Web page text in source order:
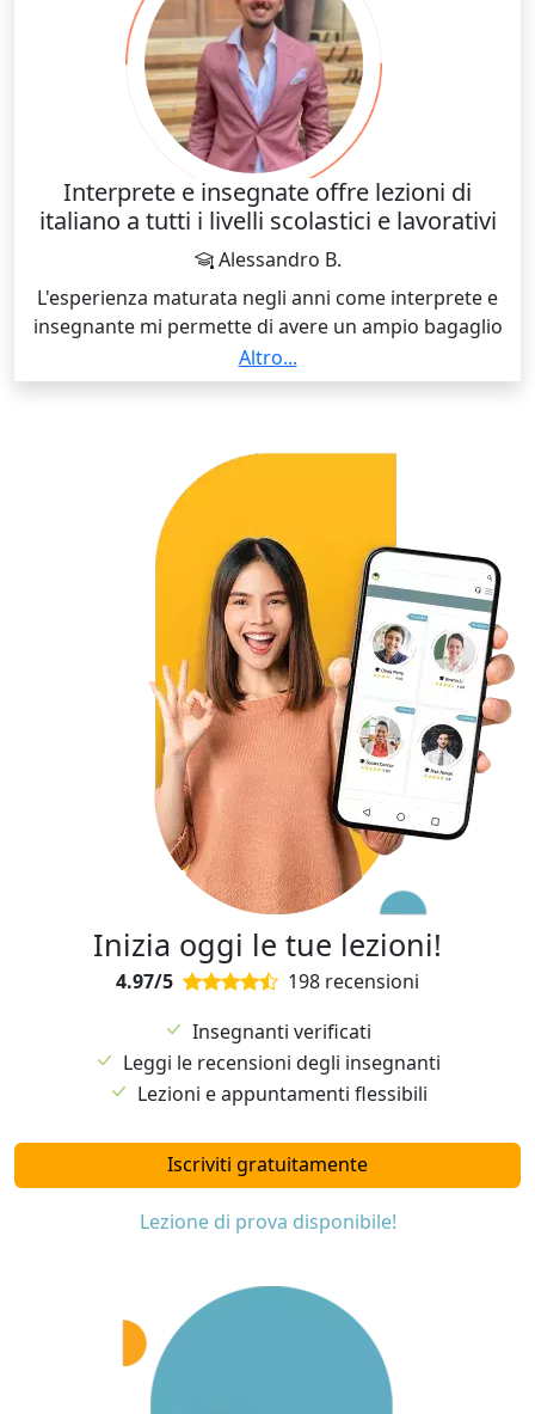
Interprete e insegnate offre lezioni di
italiano a tutti i livelli scolastici e lavorativi
Alessandro B.
L'esperienza maturata negli anni come interprete e
insegnante mi permette di avere un ampio bagaglio
linguistico e di adattare le lezioni alle tue singole
esigenze. Molta importanza viene data agli esercizi
Altro...
Inizia oggi le tue lezioni!
4.97/5
198 recensioni
Insegnanti verificati
Leggi le recensioni degli insegnanti
Lezioni e appuntamenti flessibili
Iscriviti gratuitamente
Lezione di prova disponibile!